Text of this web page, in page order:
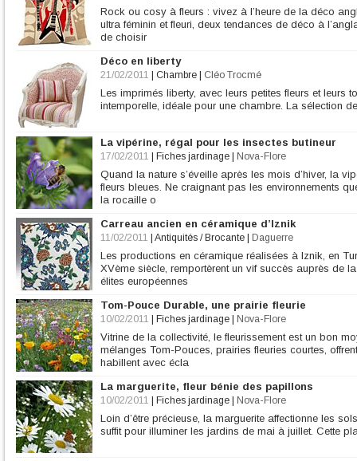
Rock ou cosy à fleurs : vivez à l’heure de la déco
ultra féminin et fleuri, deux tendances de déco à
de choisir
Déco en liberty
21/02/2011 Chambre Cléo Trocmé
Les imprimés liberty, avec leurs petites fleurs et leurs
intemporelle, idéale pour une chambre. La sélection
La vipérine, régal pour les insectes butineur
17/02/2011 Fiches jardinage Nova-Flore
Quand la nature s’éveille après les mois d’hiver, la
fleurs bleues. Ne craignant pas les environnements
la rocaille o
Carreau ancien en céramique d’Iznik
11/02/2011 Antiquités / Brocante Daguerre
Les productions en céramique réalisées à Iznik, en
XVème siècle, remportèrent un vif succès auprès de
élites européennes
Tom-Pouce Durable, une prairie fleurie
10/02/2011 Fiches jardinage Nova-Flore
Vitrine de la collectivité, le fleurissement est un bon
mélanges Tom-Pouces, prairies fleuries courtes,
habillent avec écla
La marguerite, fleur bénie des papillons
10/02/2011 Fiches jardinage Nova-Flore
Loin d’être précieuse, la marguerite affectionne les
suffit pour illuminer les jardins de mai à juillet. Cette